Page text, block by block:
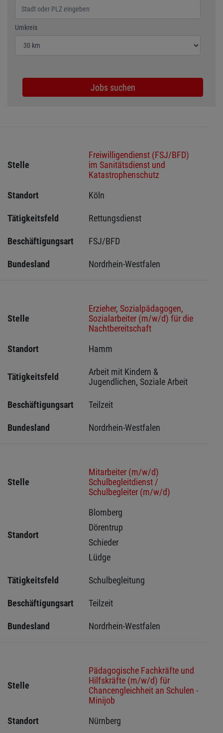
Umkreis
Wählen Sie den Umkreis für die Jobsuche
Jobs suchen
Stelle
Freiwilligendienst (FSJ/BFD)
im Sanitätsdienst und
Katastrophenschutz
Standort
Köln
Tätigkeitsfeld Rettungsdienst
Beschäftigungsart FSJ/BFD
Bundesland Nordrhein-Westfalen
Stelle
Erzieher, Sozialpädagogen,
Sozialarbeiter (m/w/d) für die
Nachtbereitschaft
Standort
Hamm
Tätigkeitsfeld
Arbeit mit Kindern &
Jugendlichen, Soziale Arbeit
Beschäftigungsart Teilzeit
Bundesland Nordrhein-Westfalen
Stelle
Mitarbeiter (m/w/d)
Schulbegleitdienst /
Schulbegleiter (m/w/d)
Standort
Blomberg
Dörentrup
Schieder
Lüdge
Tätigkeitsfeld Schulbegleitung
Beschäftigungsart Teilzeit
Bundesland Nordrhein-Westfalen
Stelle
Pädagogische Fachkräfte und
Hilfskräfte (m/w/d) für
Chancengleichheit an Schulen -
Minijob
Standort
Nürnberg